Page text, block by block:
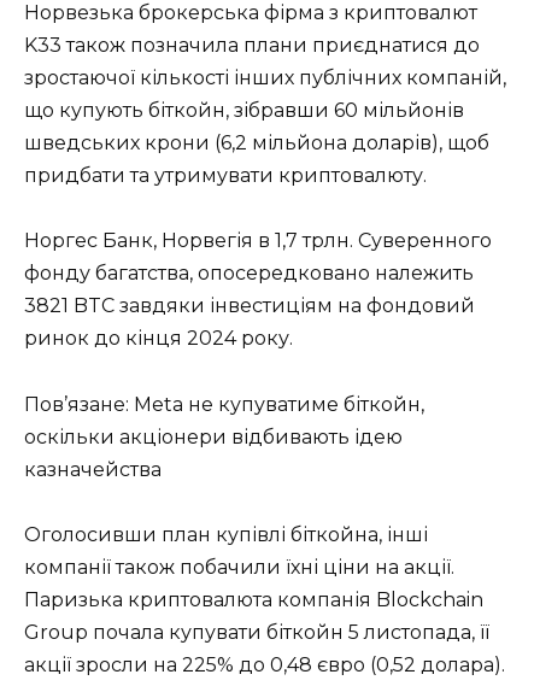
Норвезька брокерська фірма з криптовалют
K33 також позначила плани приєднатися до
зростаючої кількості інших публічних компаній,
що купують біткойн, зібравши 60 мільйонів
шведських крони (6,2 мільйона доларів), щоб
придбати та утримувати криптовалюту.
Норгес Банк, Норвегія в 1,7 трлн. Суверенного
фонду багатства, опосередковано належить
3821 BTC завдяки інвестиціям на фондовий
ринок до кінця 2024 року.
Пов’язане: Meta не купуватиме біткойн,
оскільки акціонери відбивають ідею
казначейства
Оголосивши план купівлі біткойна, інші
компанії також побачили їхні ціни на акції.
Паризька криптовалюта компанія Blockchain
Group почала купувати біткойн 5 листопада, її
акції зросли на 225% до 0,48 євро (0,52 долара).